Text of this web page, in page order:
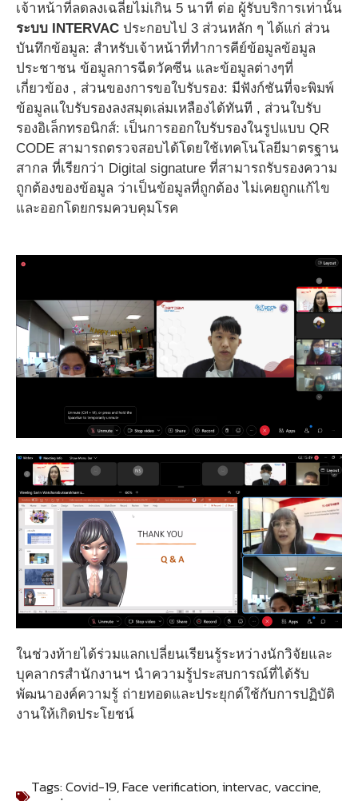
เจ้าหน้าที่ลดลงเฉลี่ยไม่เกิน 5 นาที ต่อ ผู้รับบริการเท่านั้น
ระบบ INTERVAC ประกอบไป 3 ส่วนหลัก ๆ ได้แก่ ส่วน
บันทึกข้อมูล: สำหรับเจ้าหน้าที่ทำการคีย์ข้อมูลข้อมูล
ประชาชน ข้อมูลการฉีดวัคซีน และข้อมูลต่างๆที่
เกี่ยวข้อง , ส่วนของการขอใบรับรอง: มีฟังก์ชันที่จะพิมพ์
ข้อมูลแใบรับรองลงสมุดเล่มเหลืองได้ทันที , ส่วนใบรับ
รองอิเล็กทรอนิกส์: เป็นการออกใบรับรองในรูปแบบ QR
CODE สามารถตรวจสอบได้โดยใช้เทคโนโลยีมาตรฐาน
สากล ที่เรียกว่า Digital signature ที่สามารถรับรองความ
ถูกต้องของข้อมูล ว่าเป็นข้อมูลที่ถูกต้อง ไม่เคยถูกแก้ไข
และออกโดยกรมควบคุมโรค
ในช่วงท้ายได้ร่วมแลกเปลี่ยนเรียนรู้ระหว่างนักวิจัยและ
บุคลากรสำนักงานฯ นำความรู้ประสบการณ์ที่ได้รับ
พัฒนาองค์ความรู้ ถ่ายทอดและประยุกต์ใช้กับการปฏิบัติ
งานให้เกิดประโยชน์
Tags:Covid-19,Face verification,intervac,vaccine,